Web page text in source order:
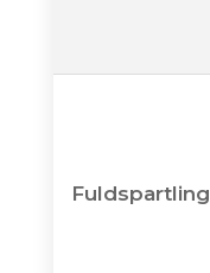
Fuldspartling